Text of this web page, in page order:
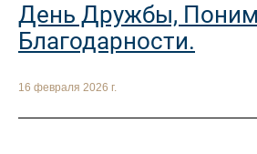
День Дружбы,
Благодарности.
16 февраля 2026 г.